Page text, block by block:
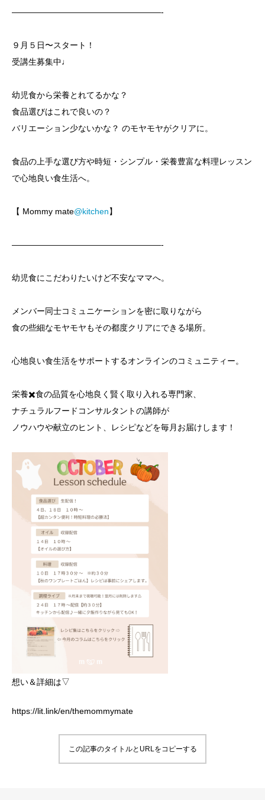
——————————————————-
９月５日〜スタート！
受講生募集中♩
幼児食から栄養とれてるかな？
食品選びはこれで良いの？
バリエーション少ないかな？ のモヤモヤがクリアに。
食品の上手な選び方や時短・シンプル・栄養豊富な料理レッスン
で心地良い食生活へ。
【 Mommy mate@kitchen】
——————————————————-
幼児食にこだわりたいけど不安なママへ。
メンバー同士コミュニケーションを密に取りながら
食の些細なモヤモヤもその都度クリアにできる場所。
心地良い食生活をサポートするオンラインのコミュニティー。
栄養✖️食の品質を心地良く賢く取り入れる専門家、
ナチュラルフードコンサルタントの講師が
ノウハウや献立のヒント、レシピなどを毎月お届けします！
想い＆詳細は▽
https://lit.link/en/themommymate
この記事のタイトルとURLをコピーする